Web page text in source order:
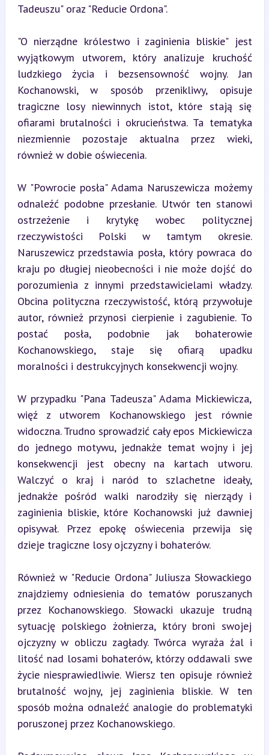
Tadeuszu" oraz "Reducie Ordona".
"O nierządne królestwo i zaginienia bliskie" jest
wyjątkowym utworem, który analizuje kruchość
ludzkiego życia i bezsensowność wojny. Jan
Kochanowski, w sposób przenikliwy, opisuje
tragiczne losy niewinnych istot, które stają się
ofiarami brutalności i okrucieństwa. Ta tematyka
niezmiennie pozostaje aktualna przez wieki,
również w dobie oświecenia.
W "Powrocie posła" Adama Naruszewicza możemy
odnaleźć podobne przesłanie. Utwór ten stanowi
ostrzeżenie i krytykę wobec politycznej
rzeczywistości Polski w tamtym okresie.
Naruszewicz przedstawia posła, który powraca do
kraju po długiej nieobecności i nie może dojść do
porozumienia z innymi przedstawicielami władzy.
Obcina polityczna rzeczywistość, którą przywołuje
autor, również przynosi cierpienie i zagubienie. To
postać posła, podobnie jak bohaterowie
Kochanowskiego, staje się ofiarą upadku
moralności i destrukcyjnych konsekwencji wojny.
W przypadku "Pana Tadeusza" Adama Mickiewicza,
więź z utworem Kochanowskiego jest równie
widoczna. Trudno sprowadzić cały epos Mickiewicza
do jednego motywu, jednakże temat wojny i jej
konsekwencji jest obecny na kartach utworu.
Walczyć o kraj i naród to szlachetne ideały,
jednakże pośród walki narodziły się nierządy i
zaginienia bliskie, które Kochanowski już dawniej
opisywał. Przez epokę oświecenia przewija się
dzieje tragiczne losy ojczyzny i bohaterów.
Również w "Reducie Ordona" Juliusza Słowackiego
znajdziemy odniesienia do tematów poruszanych
przez Kochanowskiego. Słowacki ukazuje trudną
sytuację polskiego żołnierza, który broni swojej
ojczyzny w obliczu zagłady. Twórca wyraża żal i
litość nad losami bohaterów, którzy oddawali swe
życie niesprawiedliwie. Wiersz ten opisuje również
brutalność wojny, jej zaginienia bliskie. W ten
sposób można odnaleźć analogie do problematyki
poruszonej przez Kochanowskiego.